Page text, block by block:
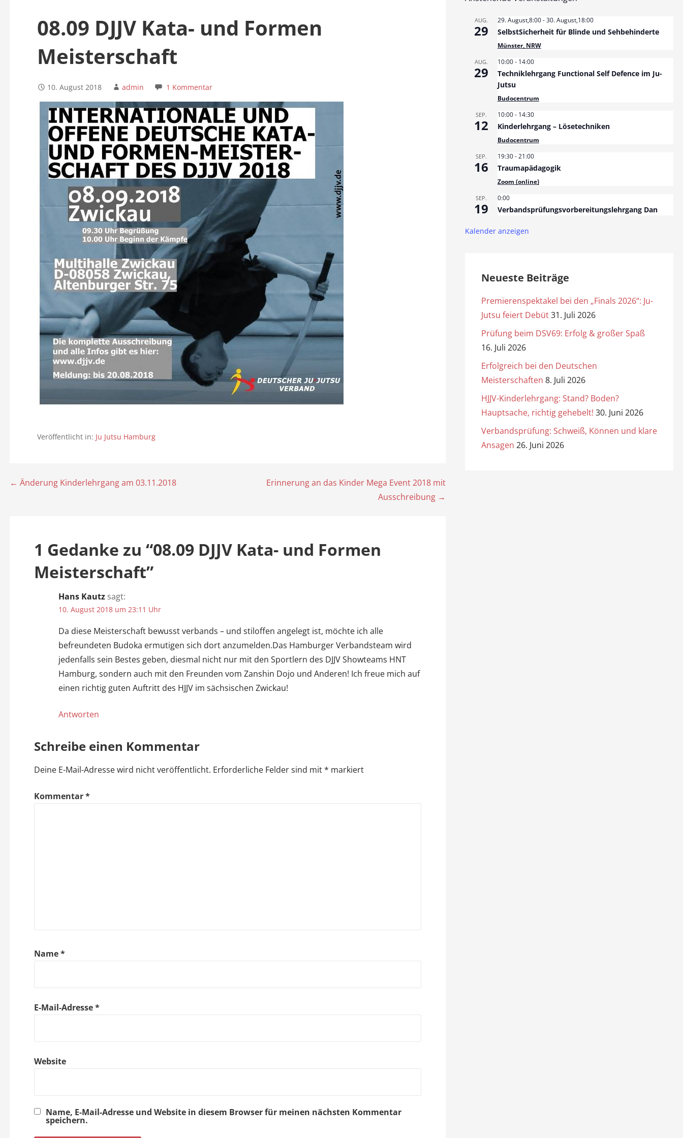
08.09 DJJV Kata- und Formen
Meisterschaft
10. August 2018 admin 1 Kommentar
Veröffentlicht in: Ju Jutsu Hamburg
B
← Änderung Kinderlehrgang am 03.11.2018
Erinnerung an das Kinder Mega Event 2018 mit
Ausschreibung →
1 Gedanke zu “08.09 DJJV Kata- und Formen
Meisterschaft”
Hans Kautz sagt:
10. August 2018 um 23:11 Uhr
Da diese Meisterschaft bewusst verbands – und stiloffen angelegt ist, möchte ich alle
befreundeten Budoka ermutigen sich dort anzumelden.Das Hamburger Verbandsteam wird
jedenfalls sein Bestes geben, diesmal nicht nur mit den Sportlern des DJJV Showteams HNT
Hamburg, sondern auch mit den Freunden vom Zanshin Dojo und Anderen! Ich freue mich auf
einen richtig guten Auftritt des HJJV im sächsischen Zwickau!
Antworten
Schreibe einen Kommentar
Deine E-Mail-Adresse wird nicht veröffentlicht. Erforderliche Felder sind mit* markiert
Kommentar*
Name*
E-Mail-Adresse*
Website
Name, E-Mail-Adresse und Website in diesem Browser für meinen nächsten Kommentar
speichern.
AUG.
29
29. August,8:00-30. August,18:00
SelbstSicherheit für Blinde und Sehbehinderte
Münster, NRW
AUG.
29
10:00- 14:00
Techniklehrgang Functional Self Defence im Ju-
Jutsu
Budocentrum
SEP.
12
10:00- 14:30
Kinderlehrgang – Lösetechniken
Budocentrum
SEP.
16
19:30-21:00
Traumapädagogik
Zoom (online)
SEP.
19
0:00
Verbandsprüfungsvorbereitungslehrgang Dan
Kalender anzeigen
Neueste Beiträge
Premierenspektakel bei den „Finals 2026“: Ju-
Jutsu feiert Debüt31. Juli 2026
Prüfung beim DSV69: Erfolg & großer Spaß
16. Juli 2026
Erfolgreich bei den Deutschen
Meisterschaften 8. Juli 2026
HJJV-Kinderlehrgang: Stand? Boden?
Hauptsache, richtig gehebelt! 30. Juni 2026
Verbandsprüfung: Schweiß, Können und klare
Ansagen 26. Juni 2026